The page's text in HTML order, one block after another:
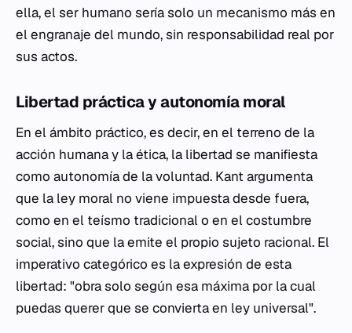
ella, el ser humano sería solo un mecanismo más en
el engranaje del mundo, sin responsabilidad real por
sus actos.
Libertad práctica y autonomía moral
En el ámbito práctico, es decir, en el terreno de la
acción humana y la ética, la libertad se manifiesta
como autonomía de la voluntad. Kant argumenta
que la ley moral no viene impuesta desde fuera,
como en el teísmo tradicional o en el costumbre
social, sino que la emite el propio sujeto racional. El
imperativo categórico es la expresión de esta
libertad: "obra solo según esa máxima por la cual
puedas querer que se convierta en ley universal".